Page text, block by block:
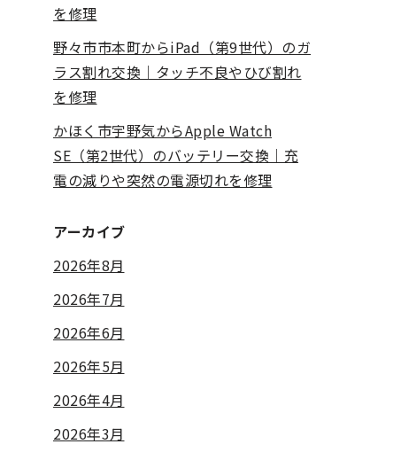
を修理
野々市市本町からiPad（第9世代）のガ
ラス割れ交換｜タッチ不良やひび割れ
を修理
かほく市宇野気からApple Watch
SE（第2世代）のバッテリー交換｜充
電の減りや突然の電源切れを修理
アーカイブ
2026年8月
2026年7月
2026年6月
2026年5月
2026年4月
2026年3月